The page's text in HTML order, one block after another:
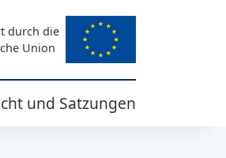
durch die
Union
und Satzungen